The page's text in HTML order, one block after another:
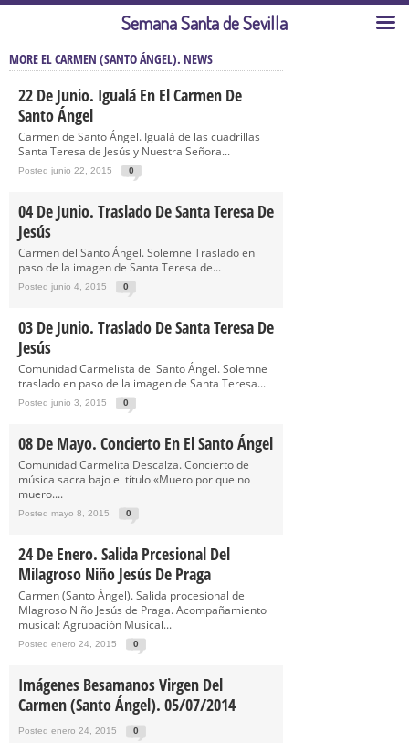
MORE EL CARMEN (SANTO ÁNGEL). NEWS
22 De Junio. Igualá En El Carmen De
Santo Ángel
Carmen de Santo Ángel. Igualá de las cuadrillas
Santa Teresa de Jesús y Nuestra Señora...
Posted junio 22, 2015 0
04 De Junio. Traslado De Santa Teresa De
Jesús
Carmen del Santo Ángel. Solemne Traslado en
paso de la imagen de Santa Teresa de...
Posted junio 4, 2015 0
03 De Junio. Traslado De Santa Teresa De
Jesús
Comunidad Carmelista del Santo Ángel. Solemne
traslado en paso de la imagen de Santa Teresa...
Posted junio 3, 2015 0
08 De Mayo. Concierto En El Santo Ángel
Comunidad Carmelita Descalza. Concierto de
música sacra bajo el título «Muero por que no
muero....
Posted mayo 8, 2015 0
24 De Enero. Salida Prcesional Del
Milagroso Niño Jesús De Praga
Carmen (Santo Ángel). Salida procesional del
Mlagroso Niño Jesús de Praga. Acompañamiento
musical: Agrupación Musical...
Posted enero 24, 2015 0
Imágenes Besamanos Virgen Del
Carmen (Santo Ángel). 05/07/2014
Posted enero 24, 2015 0
Semana Santa de Sevilla